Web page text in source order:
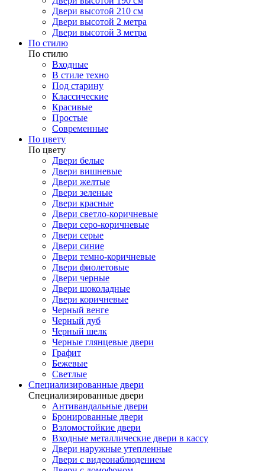
Двери высотой 210 см
Двери высотой 2 метра
Двери высотой 3 метра
По стилю
По стилю
Входные
В стиле техно
Под старину
Классические
Красивые
Простые
Современные
По цвету
По цвету
Двери белые
Двери вишневые
Двери желтые
Двери зеленые
Двери красные
Двери светло-коричневые
Двери серо-коричневые
Двери серые
Двери синие
Двери темно-коричневые
Двери фиолетовые
Двери черные
Двери шоколадные
Двери коричневые
Черный венге
Черный дуб
Черный шелк
Черные глянцевые двери
Графит
Бежевые
Светлые
Специализированные двери
Специализированные двери
Антивандальные двери
Бронированные двери
Взломостойкие двери
Входные металлические двери в кассу
Двери наружные утепленные
Двери с видеонаблюдением